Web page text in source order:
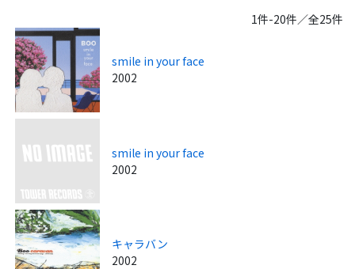
1件-20件／全25件
smile in your face
2002
smile in your face
2002
キャラバン
2002